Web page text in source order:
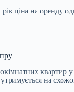
рік ціна на оренду
квартир
на